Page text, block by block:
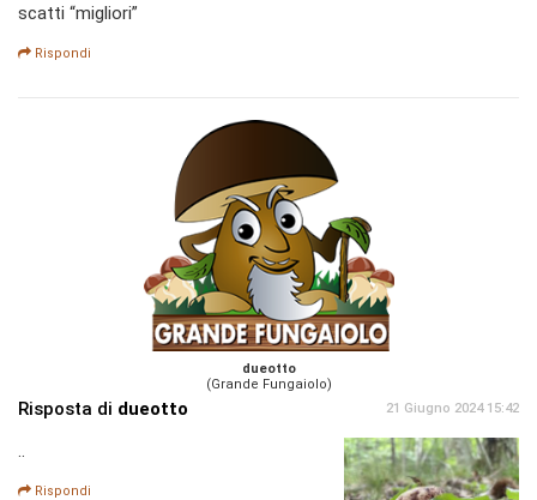
scatti “migliori”
Rispondi
dueotto
(Grande Fungaiolo)
Risposta di dueotto 21 Giugno 2024 15:42
..
Rispondi